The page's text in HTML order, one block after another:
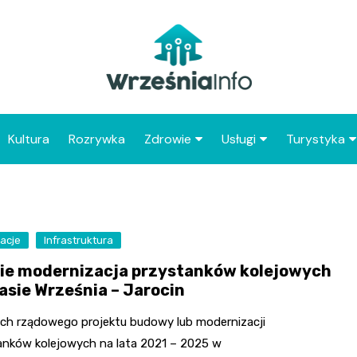
Kultura Rozrywka Zdrowie Usługi Turystyka
Atrakcje
Zabytki
powiatu
Infrastruktura
modernizacja przystanków kolejowych
Września – Jarocin
rządowego projektu budowy lub modernizacji
kolejowych na lata 2021 – 2025 w